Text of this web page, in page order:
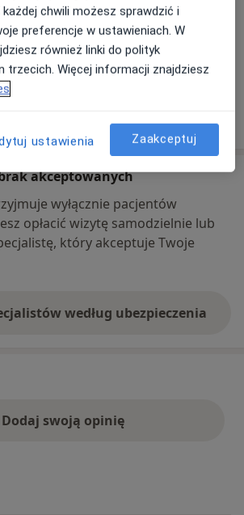
nie można umawiać wizyt przez
tej sytuacji?
o adresie
akceptowanych
wyłącznie pacjentów
opłacić wizytę samodzielnie lub
który akceptuje Twoje
według ubezpieczenia
Dodaj swoją opinię
chwili możesz sprawdzić i
preferencje w ustawieniach. W
również linki do polityk
trzecich. Więcej informacji znajdziesz
ustawienia Zaakceptuj